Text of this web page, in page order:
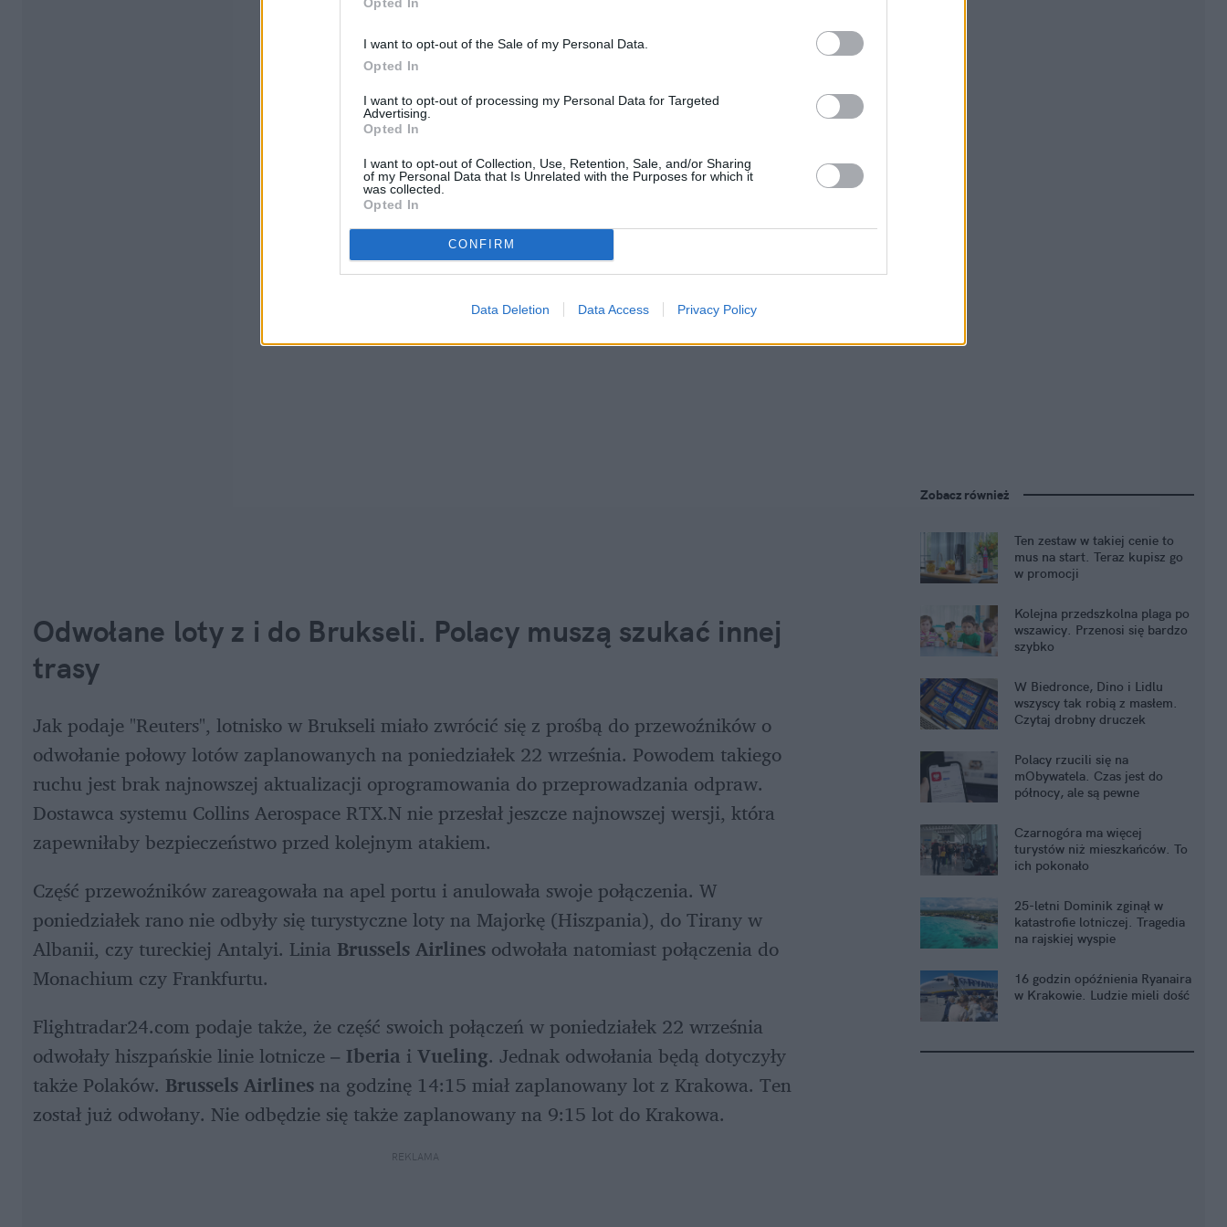
I want to opt-out of the Sale of my Personal Data.
Opted In
I want to opt-out of processing my Personal Data for Targeted
Advertising.
Opted In
I want to opt-out of Collection, Use, Retention, Sale, and/or Sharing
of my Personal Data that Is Unrelated with the Purposes for which it
was collected.
Opted In
CONFIRM
Data Deletion Data Access Privacy Policy
Odwołane loty z i do Brukseli. Polacy muszą szukać innej
trasy
Jak podaje "Reuters", lotnisko w Brukseli miało zwrócić się z prośbą do przewoźników o
odwołanie połowy lotów zaplanowanych na poniedziałek 22 września. Powodem takiego
ruchu jest brak najnowszej aktualizacji oprogramowania do przeprowadzania odpraw.
Dostawca systemu Collins Aerospace RTX.N nie przesłał jeszcze najnowszej wersji, która
zapewniłaby bezpieczeństwo przed kolejnym atakiem.
Część przewoźników zareagowała na apel portu i anulowała swoje połączenia. W
poniedziałek rano nie odbyły się turystyczne loty na Majorkę (Hiszpania), do Tirany w
Albanii, czy tureckiej Antalyi. Linia Brussels Airlines odwołała natomiast połączenia do
Monachium czy Frankfurtu.
Flightradar24.com podaje także, że część swoich połączeń w poniedziałek 22 września
odwołały hiszpańskie linie lotnicze – Iberia i Vueling. Jednak odwołania będą dotyczyły
także Polaków. Brussels Airlines na godzinę 14:15 miał zaplanowany lot z Krakowa. Ten
został już odwołany. Nie odbędzie się także zaplanowany na 9:15 lot do Krakowa.
REKLAMA
Zobacz również
Ten zestaw w takiej cenie to
mus na start. Teraz kupisz go
w promocji
Kolejna przedszkolna plaga po
wszawicy. Przenosi się bardzo
szybko
W Biedronce, Dino i Lidlu
wszyscy tak robią z masłem.
Czytaj drobny druczek
Polacy rzucili się na
mObywatela. Czas jest do
północy, ale są pewne
Czarnogóra ma więcej
turystów niż mieszkańców. To
ich pokonało
25-letni Dominik zginął w
katastrofie lotniczej. Tragedia
na rajskiej wyspie
16 godzin opóźnienia Ryanaira
w Krakowie. Ludzie mieli dość